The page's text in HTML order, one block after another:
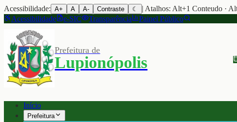
Acessibilidade: A+ A A- Contraste ☾
| Atalhos: Alt+1 Conteudo ·
Acessibilidade
e-SIC Transparência Painel Público
Prefeitura de
Lupionópolis
Início
Prefeitura